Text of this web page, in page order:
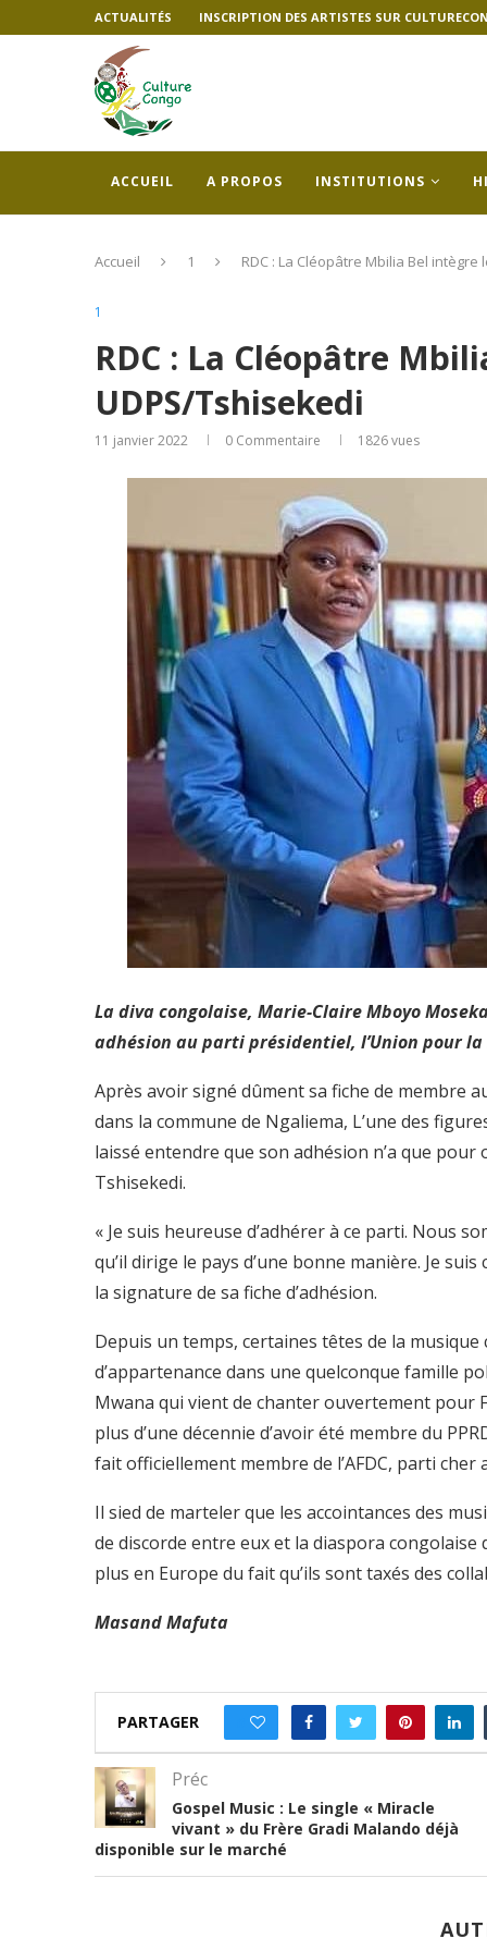
ACTUALITÉS INSCRIPTION DES ARTISTES SUR
ACCUEIL A PROPOS INSTITUTIONS
Accueil 1 RDC : La Cléopâtre Mbilia Bel
1
RDC : La Cléopâtre
UDPS/Tshisekedi
11 janvier 2022 0 Commentaire 1826vues
La diva congolaise, Marie-Claire Mboyo
adhésion au parti présidentiel, l’Union pour la
Après avoir signé dûment sa fiche de membre
dans la commune de Ngaliema, L’une des
laissé entendre que son adhésion n’a que pour
Tshisekedi.
« Je suis heureuse d’adhérer à ce parti. Nous
qu’il dirige le pays d’une bonne manière. Je
la signature de sa fiche d’adhésion.
Depuis un temps, certaines têtes de la
d’appartenance dans une quelconque famille
Mwana qui vient de chanter ouvertement pour
plus d’une décennie d’avoir été membre du
fait officiellement membre de l’AFDC, parti
Il sied de marteler que les accointances des
de discorde entre eux et la diaspora
plus en Europe du fait qu’ils sont taxés des
Masand Mafuta
PARTAGER
Préc
Gospel Music : Le single « Miracle
vivant » du Frère Gradi Malando déjà
disponible sur le marché